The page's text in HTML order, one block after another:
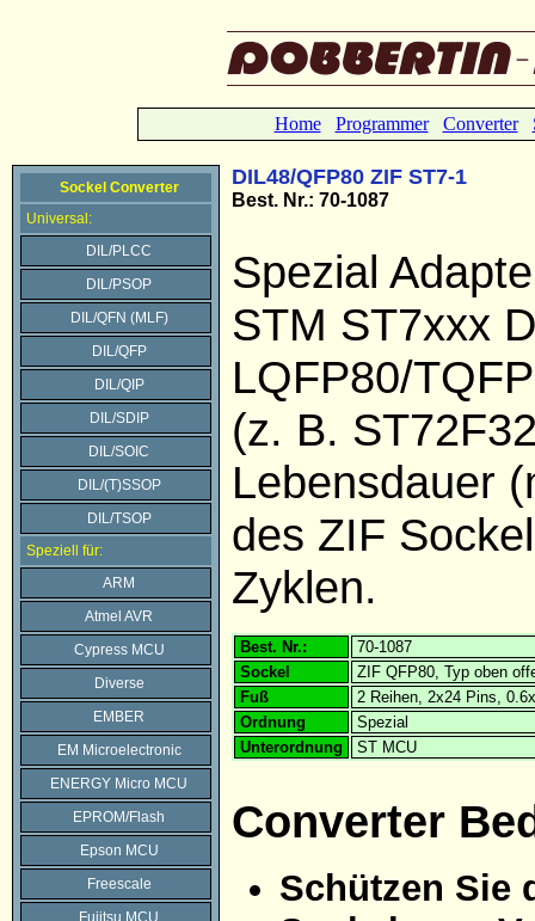
Home Programmer Converter
Sockel Converter
Universal:
DIL/PLCC
DIL/PSOP
DIL/QFN (MLF)
DIL/QFP
DIL/QIP
DIL/SDIP
DIL/SOIC
DIL/(T)SSOP
DIL/TSOP
Speziell für:
ARM
Atmel AVR
Cypress MCU
Diverse
EMBER
EM Microelectronic
ENERGY Micro MCU
EPROM/Flash
Epson MCU
Freescale
Fujitsu MCU
DIL48/QFP80 ZIF ST7-1
Best. Nr.: 70-1087
Spezial
STM ST7xxx
LQFP80/
(z. B.
Lebensdauer
des ZIF
Zyklen.
Best. Nr.:
70-1087
Sockel
ZIF QFP80, Typ oben
Fuß
2 Reihen, 2x24 Pins,
Ordnung
Spezial
Unterordnung
ST MCU
Converter
Schützen Sie